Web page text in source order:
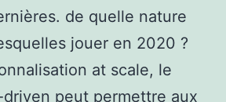
de quelle nature
jouer en 2020 ?
at scale, le
peut permettre aux